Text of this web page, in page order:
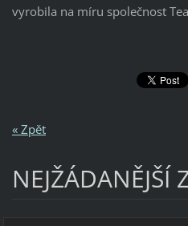
vyrobila na míru společnost
« Zpět
NEJŽÁDANĚJŠÍ